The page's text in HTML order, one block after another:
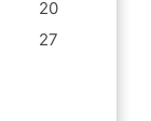
20
27